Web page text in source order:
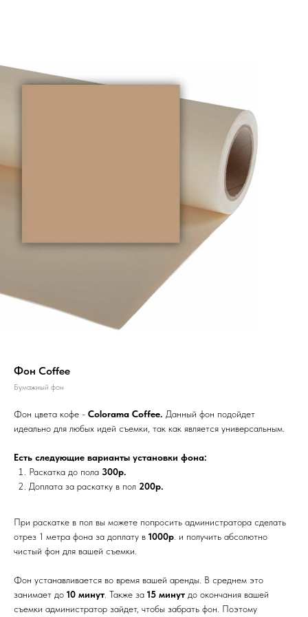
Фон Coffee
Бумажный фон
Фон цвета кофе - Colorama Coffee. Данный фон подойдет
идеально для любых идей съемки, так как является универсальным.
Есть следующие варианты установки фона:
Раскатка до пола 300р.
Доплата за раскатку в пол 200р.
При раскатке в пол вы можете попросить администратора сделать
отрез 1 метра фона за доплату в 1000р . и получить абсолютно
чистый фон для вашей съемки.
Фон устанавливается во время вашей аренды. В среднем это
занимает до 10 минут . Также за 15 минут до окончания вашей
съемки администратор зайдет, чтобы забрать фон. Поэтому